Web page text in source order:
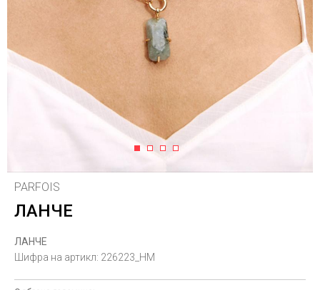
1 2 3 4
PARFOIS
ЛАНЧЕ
ЛАНЧЕ
Шифра на артикл: 226223_HM